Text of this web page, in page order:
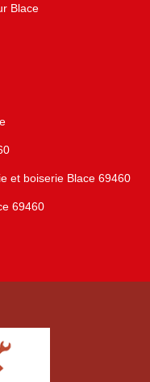
Blace
et boiserie Blace 69460
69460